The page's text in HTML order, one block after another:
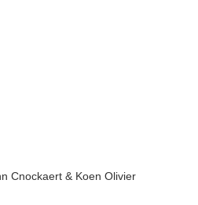
Cnockaert & Koen Olivier